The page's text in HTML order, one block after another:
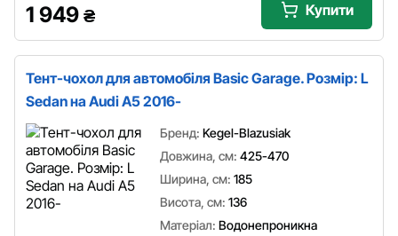
1 949 ₴ Купити
Тент-чохол для автомобіля Basic Garage. Розмір: L
Sedan на Audi A5 2016-
Бренд: Kegel-Blazusiak
Довжина, см: 425-470
Ширина, см: 185
Висота, см: 136
Матеріал: Водонепроникна